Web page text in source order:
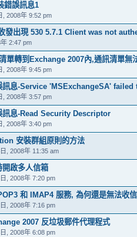
錯誤訊息1
, 2008年 9:52 pm
發出現 530 5.7.1 Client was not
2:47 pm
單轉到Exchange 2007內,通訊清單無
, 2008年 9:45 pm
訊息-Service 'MSExchangeSA' failed
, 2008年 3:57 pm
訊息-Read Security Descriptor
, 2008年 3:40 pm
安裝群組原則的方法
, 2008年 11:35 am
啟多人信箱
, 2008年 7:20 pm
和 IMAP4 服務, 為何還是無法收
, 2008年 7:16 pm
2007 反垃圾郵件代理程式
, 2008年 6:08 pm